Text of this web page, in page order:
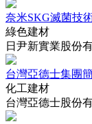
奈米SKG滅菌技
綠色建材
日尹新實業股份
台灣亞德士集團
化工建材
台灣亞德士股份